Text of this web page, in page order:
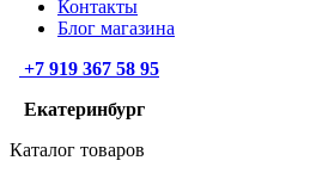
Контакты
Блог магазина
+7 919 367 58 95
Екатеринбург
Каталог товаров